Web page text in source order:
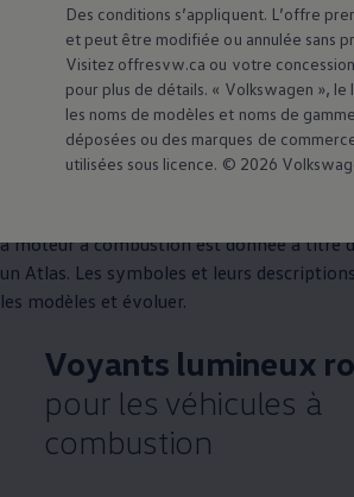
Véhicules à
à moteur à combustion est donnée à titre
un Atlas. Les symboles et leurs
les modèles et évoluer.
Voyants lumineux
pour les véhicules à
combustion
Des conditions s’appliquent. L’offre
et peut être modifiée ou annulée sans
Visitez offresvw.ca ou votre
pour plus de détails. « Volkswagen », le
les noms de modèles et noms de
déposées ou des marques de
utilisées sous licence. © 2026